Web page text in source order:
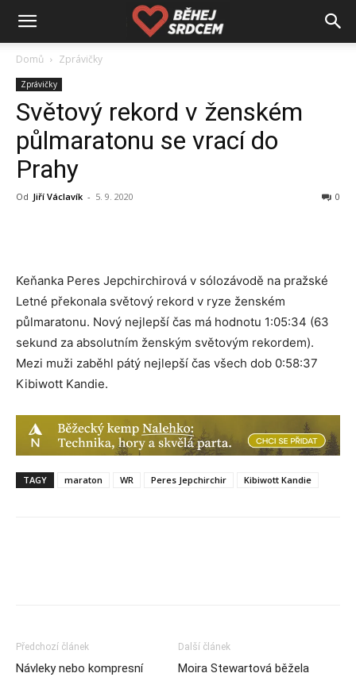
Domů Zprávičky
Zprávičky
Světový rekord v ženském
půlmaratonu se vrací do
Prahy
Od Jiří Václavík - 5. 9. 2020 0
Keňanka Peres Jepchirchirová v sólozávodě na pražské
Letné překonala světový rekord v ryze ženském
půlmaratonu. Nový nejlepší čas má hodnotu 1:05:34 (63
sekund za absolutním ženským světovým rekordem).
Mezi muži zaběhl pátý nejlepší čas všech dob 0:58:37
Kibiwott Kandie.
TAGY maraton WR Peres Jepchirchir Kibiwott Kandie
Předchozí článek
Návleky nebo kompresní
Další článek
Moira Stewartová běžela